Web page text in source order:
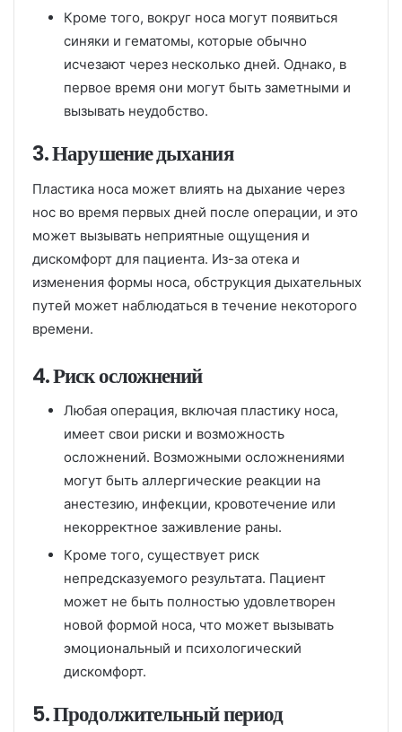
Кроме того, вокруг носа могут появиться
синяки и гематомы, которые обычно
исчезают через несколько дней. Однако, в
первое время они могут быть заметными и
вызывать неудобство.
3. Нарушение дыхания
Пластика носа может влиять на дыхание через
нос во время первых дней после операции, и это
может вызывать неприятные ощущения и
дискомфорт для пациента. Из-за отека и
изменения формы носа, обструкция дыхательных
путей может наблюдаться в течение некоторого
времени.
4. Риск осложнений
Любая операция, включая пластику носа,
имеет свои риски и возможность
осложнений. Возможными осложнениями
могут быть аллергические реакции на
анестезию, инфекции, кровотечение или
некорректное заживление раны.
Кроме того, существует риск
непредсказуемого результата. Пациент
может не быть полностью удовлетворен
новой формой носа, что может вызывать
эмоциональный и психологический
дискомфорт.
5. Продолжительный период